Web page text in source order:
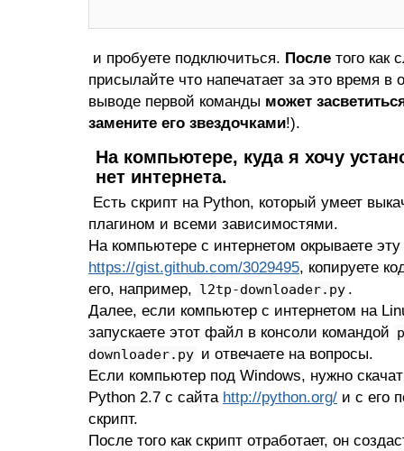
и пробуете подключиться. После того как
присылайте что напечатает за это время в
выводе первой команды может
замените его звездочками!).
На компьютере, куда я хочу
нет интернета.
Есть скрипт на Python, который умеет
плагином и всеми зависимостями.
На компьютере с интернетом окрываете
https://gist.github.com/3029495, копируете
его, например, l2tp-downloader.py .
Далее, если компьютер с интернетом на
запускаете этот файл в консоли командой
downloader.py и отвечаете на вопросы.
Если компьютер под Windows, нужно
Python 2.7 с сайта http://python.org/ и с его
скрипт.
После того как скрипт отработает, он